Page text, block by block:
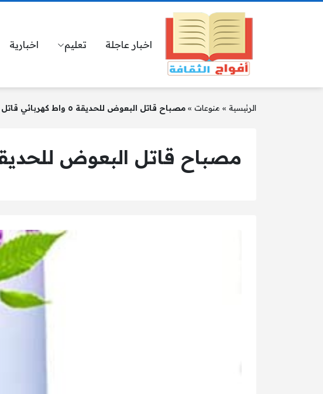
اخبار عاجلة تعليم اخبارية
الرئيسية » منوعات »مصباح قاتل البعوض للحديقة ٥ واط كهربائي قاتل
مصباح قاتل البعوض للحديقة ٥ واط كهربائي